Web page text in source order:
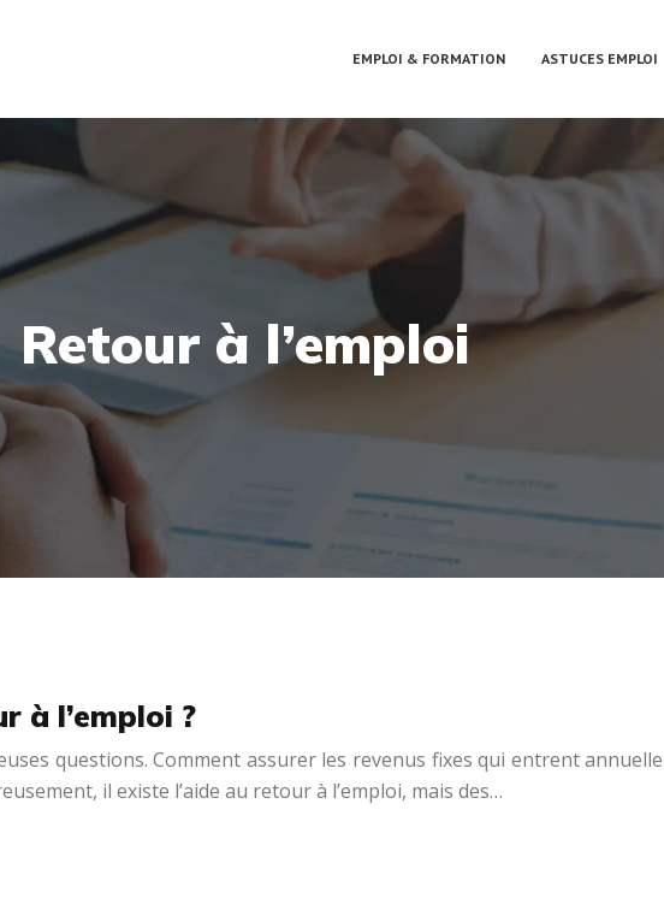
EMPLOI & FORMATION ASTUCES EMPLOI
Retour à l’emploi
à l’emploi ?
questions. Comment assurer les revenus fixes qui entrent
il existe l’aide au retour à l’emploi, mais des…